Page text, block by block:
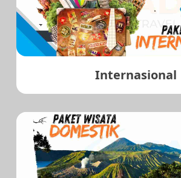
Internasional